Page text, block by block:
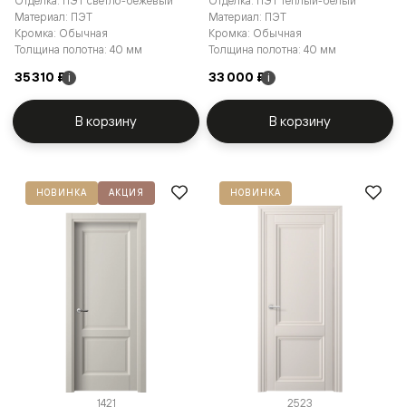
Материал: ПЭТ
Кромка: Обычная
Толщина полотна: 40 мм
35 310 ₽ i
В корзину
Материал: ПЭТ
Кромка: Обычная
Толщина полотна: 40 мм
33 000 ₽ i
В корзину
НОВИНКА АКЦИЯ
1421
НОВИНКА
2523